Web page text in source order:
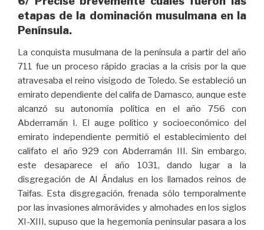
etapas de la dominación musulmana en la
Península.
La conquista musulmana de la península a partir del año
711 fue un proceso rápido gracias a la crisis por la que
atravesaba el reino visigodo de Toledo. Se estableció un
emirato dependiente del califa de Damasco, aunque este
alcanzó su autonomía política en el año 756 con
Abderramán I. El auge político y socioeconómico del
emirato independiente permitió el establecimiento del
califato el año 929 con Abderramán III. Sin embargo,
este desaparece el año 1031, dando lugar a la
disgregación de Al Ándalus en los llamados reinos de
Taifas. Esta disgregación, frenada sólo temporalmente
por las invasiones almorávides y almohades en los siglos
XI-XIII, supuso que la hegemonía peninsular pasara a los